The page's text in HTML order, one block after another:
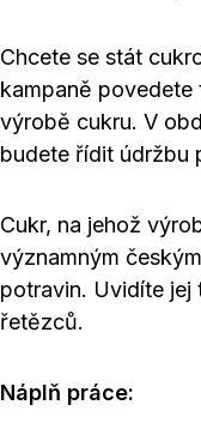
Chcete se stát
kampaně
výrobě cukru. V
budete řídit údržbu
Cukr, na jehož
významným
potravin. Uvidíte jej
řetězců.
Náplň práce: